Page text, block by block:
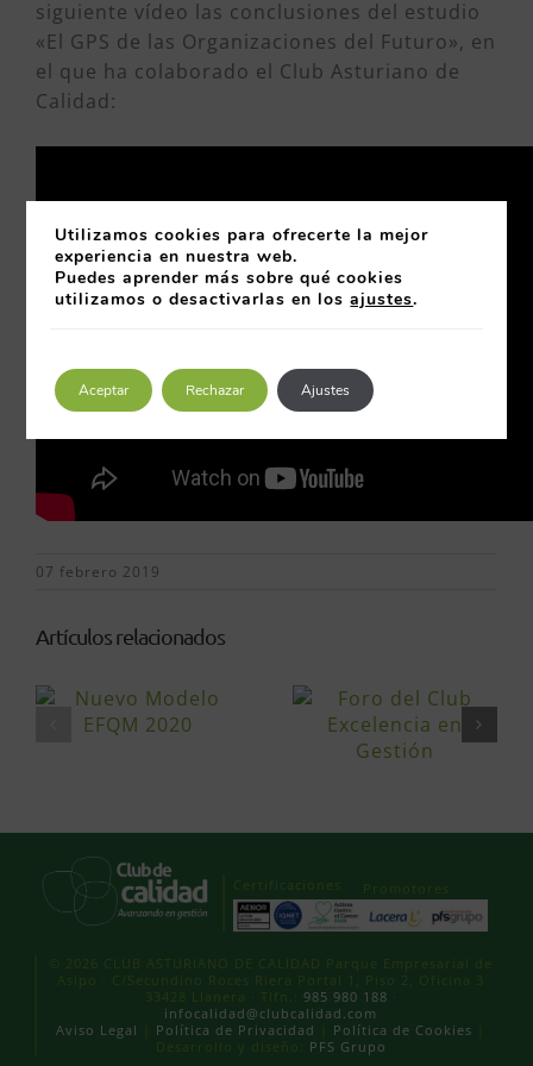
siguiente vídeo las conclusiones del estudio
«El GPS de las Organizaciones del Futuro», en
el que ha colaborado el Club Asturiano de
Calidad:
07 febrero 2019
Artículos relacionados
Certificaciones Promotores
© 2026 CLUB ASTURIANO DE CALIDAD Parque Empresarial de
Asipo · C/Secundino Roces Riera Portal 1, Piso 2, Oficina 3
33428 Llanera · Tlfn.: 985 980 188
infocalidad@clubcalidad.com
Aviso Legal
Política de Privacidad Política de Cookies
Desarrollo y diseño:
PFS Grupo
Utilizamos cookies para ofrecerte la mejor
experiencia en nuestra web.
Puedes aprender más sobre qué cookies
utilizamos o desactivarlas en losajustes.
Aceptar Rechazar Ajustes